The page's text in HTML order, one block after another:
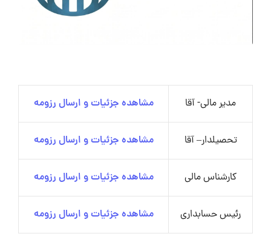
مدیر مالی- آقا مشاهده جزئیات و ارسال رزومه
تحصیلدار– آقا مشاهده جزئیات و ارسال رزومه
کارشناس مالی مشاهده جزئیات و ارسال رزومه
رئیس حسابداری مشاهده جزئیات و ارسال رزومه